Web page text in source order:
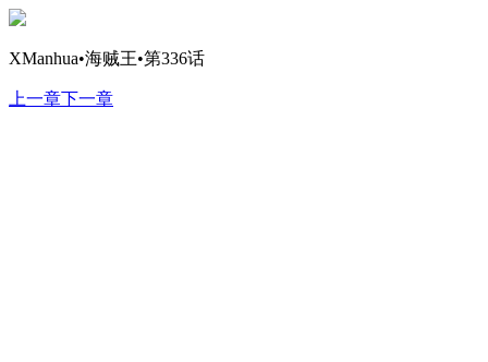
XManhua•海贼王•第336话
上一章下一章